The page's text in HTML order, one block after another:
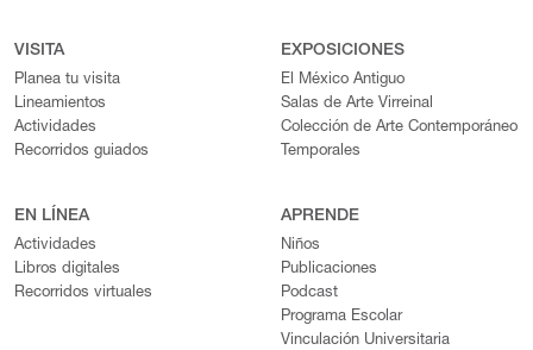
VISITA
Planea tu visita
Lineamientos
Actividades
Recorridos guiados
EXPOSICIONES
El México Antiguo
Salas de Arte Virreinal
Colección de Arte Contemporáneo
Temporales
EN LÍNEA
Actividades
Libros digitales
Recorridos virtuales
APRENDE
Niños
Publicaciones
Podcast
Programa Escolar
Vinculación Universitaria